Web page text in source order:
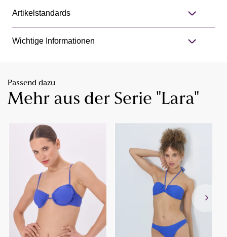
Artikelstandards
Wichtige Informationen
Passend dazu
Mehr aus der Serie "Lara"